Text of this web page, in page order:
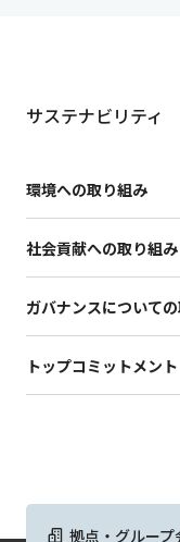
サステナビリティ
環境への取り組み
社会貢献への取り組み
ガバナンスについて
トップコミットメント
拠点・グループ